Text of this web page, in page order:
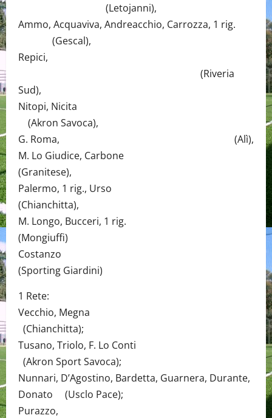
(Letojanni),
Ammo, Acquaviva, Andreacchio, Carrozza, 1 rig.
(Gescal),
Repici,
(Riveria
Sud),
Nitopi, Nicita
(Akron Savoca),
G. Roma, (Alì),
M. Lo Giudice, Carbone
(Granitese),
Palermo, 1 rig., Urso
(Chianchitta),
M. Longo, Bucceri, 1 rig.
(Mongiuffi)
Costanzo
(Sporting Giardini)
1 Rete:
Vecchio, Megna
(Chianchitta);
Tusano, Triolo, F. Lo Conti
(Akron Sport Savoca);
Nunnari, D’Agostino, Bardetta, Guarnera, Durante,
Donato (Usclo Pace);
Purazzo,